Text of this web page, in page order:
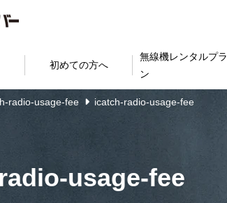
初めての方へ
無線機レンタルプラ
ン
radio-usage-fee icatch-radio-usage-fee
usage-fee